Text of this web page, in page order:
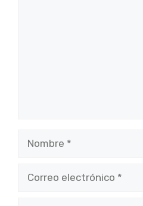
electrónico